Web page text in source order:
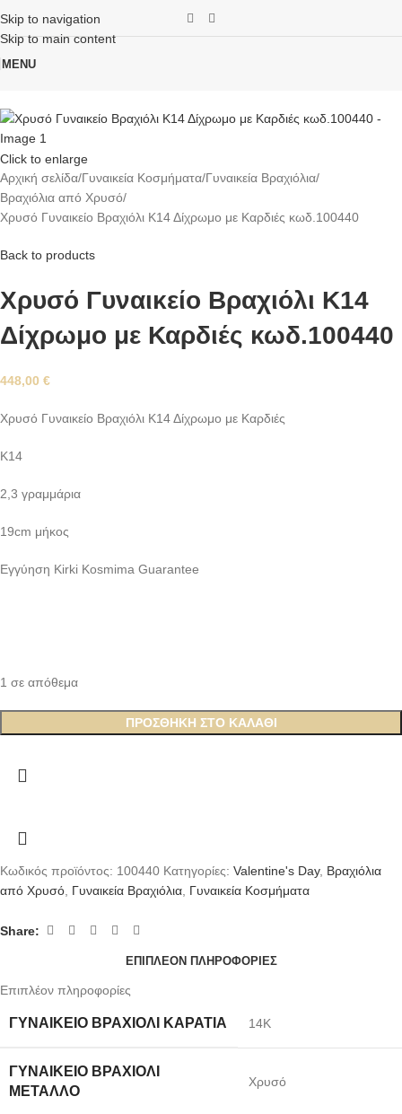
Skip to navigation
Skip to main content
MENU
Click to enlarge
Αρχική σελίδα Γυναικεία Κοσμήματα Γυναικεία Βραχιόλια
Βραχιόλια από Χρυσό
Χρυσό Γυναικείο Βραχιόλι Κ14 Δίχρωμο με Καρδιές κωδ.100440
Back to products
Χρυσό Γυναικείο Βραχιόλι Κ14
Δίχρωμο με Καρδιές κωδ.100440
448,00 €
Χρυσό Γυναικείο Βραχιόλι Κ14 Δίχρωμο με Καρδιές
Κ14
2,3 γραμμάρια
19cm μήκος
Εγγύηση Kirki Kosmima Guarantee
1 σε απόθεμα
ΠΡΟΣΘΉΚΗ ΣΤΟ ΚΑΛΆΘΙ
Κωδικός προϊόντος: 100440 Κατηγορίες: Valentine's Day, Βραχιόλια
από Χρυσό Γυναικεία Βραχιόλια Γυναικεία Κοσμήματα
Share:
ΕΠΙΠΛΈΟΝ ΠΛΗΡΟΦΟΡΊΕΣ
Επιπλέον πληροφορίες
ΓΥΝΑΙΚΕΊΟ ΒΡΑΧΙΌΛΙ ΚΑΡΆΤΙΑ 14K
ΓΥΝΑΙΚΕΊΟ ΒΡΑΧΙΌΛΙ
ΜΈΤΑΛΛΟ
Χρυσό